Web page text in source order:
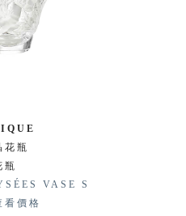
花瓶
瓶
VASE S
看價格